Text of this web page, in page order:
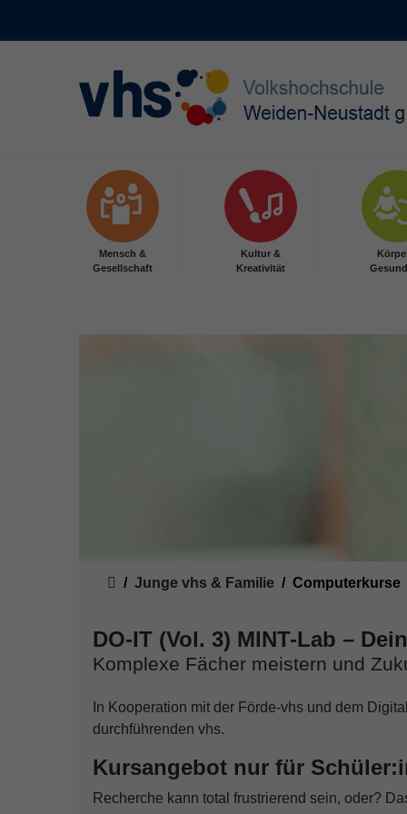
Mensch &
Gesellschaft
Kultur &
Kreativität
Junge vhs & Familie Computerkurse
DO-IT (Vol. 3) MINT-Lab –
Komplexe Fächer meistern und
In Kooperation mit der Förde-vhs und dem
durchführenden vhs.
Kursangebot nur für
Recherche kann total frustrierend sein, oder?